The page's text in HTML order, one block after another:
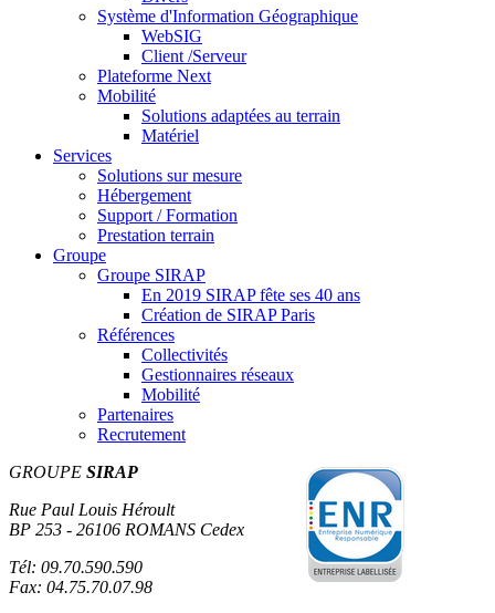
Système d'Information Géographique
WebSIG
Client /Serveur
Plateforme Next
Mobilité
Solutions adaptées au terrain
Matériel
Services
Solutions sur mesure
Hébergement
Support / Formation
Prestation terrain
Groupe
Groupe SIRAP
En 2019 SIRAP fête ses 40 ans
Création de SIRAP Paris
Références
Collectivités
Gestionnaires réseaux
Mobilité
Partenaires
Recrutement
GROUPE SIRAP
Rue Paul Louis Héroult
BP 253 - 26106 ROMANS Cedex
Tél: 09.70.590.590
Fax: 04.75.70.07.98